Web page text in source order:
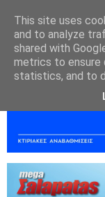
This site uses
and to analyze
shared with
metrics to ensure
statistics, and to